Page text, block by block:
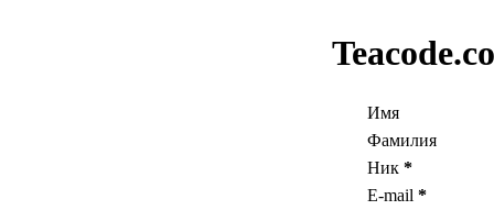
Имя
Фамилия
Ник *
E-mail *